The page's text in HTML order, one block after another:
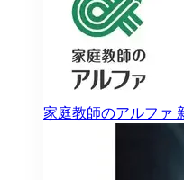
家庭教師のアルファ